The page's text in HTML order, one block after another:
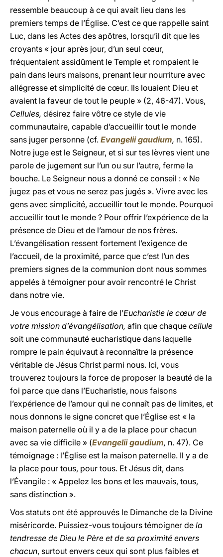
ressemble beaucoup à ce qui avait lieu dans les
premiers temps de l’Église. C’est ce que rappelle saint
Luc, dans les Actes des apôtres, lorsqu’il dit que les
croyants « jour après jour, d’un seul cœur,
fréquentaient assidûment le Temple et rompaient le
pain dans leurs maisons, prenant leur nourriture avec
allégresse et simplicité de cœur. Ils louaient Dieu et
avaient la faveur de tout le peuple » (2, 46-47). Vous,
Cellules, désirez faire vôtre ce style de vie
communautaire, capable d’accueillir tout le monde
sans juger personne (cf. Evangelii gaudium, n. 165).
Notre juge est le Seigneur, et si sur tes lèvres vient une
parole de jugement sur l’un ou sur l’autre, ferme la
bouche. Le Seigneur nous a donné ce conseil : « Ne
jugez pas et vous ne serez pas jugés ». Vivre avec les
gens avec simplicité, accueillir tout le monde. Pourquoi
accueillir tout le monde ? Pour offrir l’expérience de la
présence de Dieu et de l’amour de nos frères.
L’évangélisation ressent fortement l’exigence de
l’accueil, de la proximité, parce que c’est l’un des
premiers signes de la communion dont nous sommes
appelés à témoigner pour avoir rencontré le Christ
dans notre vie.
Je vous encourage à faire de l’Eucharistie le cœur de
votre mission d’évangélisation, afin que chaque cellule
soit une communauté eucharistique dans laquelle
rompre le pain équivaut à reconnaître la présence
véritable de Jésus Christ parmi nous. Ici, vous
trouverez toujours la force de proposer la beauté de la
foi parce que dans l’Eucharistie, nous faisons
l’expérience de l’amour qui ne connaît pas de limites, et
nous donnons le signe concret que l’Église est « la
maison paternelle où il y a de la place pour chacun
avec sa vie difficile » (Evangelii gaudium, n. 47). Ce
témoignage : l’Église est la maison paternelle. Il y a de
la place pour tous, pour tous. Et Jésus dit, dans
l’Évangile : « Appelez les bons et les mauvais, tous,
sans distinction ».
Vos statuts ont été approuvés le Dimanche de la Divine
miséricorde. Puissiez-vous toujours témoigner de la
tendresse de Dieu le Père et de sa proximité envers
chacun, surtout envers ceux qui sont plus faibles et